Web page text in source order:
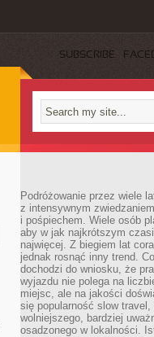
SUBSCRIBE
Podróżowanie przez wiele
z intensywnym
i pośpiechem. Wiele osób
aby w jak najkrótszym
najwięcej. Z biegiem lat
jednak rosnąć inny trend.
dochodzi do wniosku, że
wyjazdu nie polega na
miejsc, ale na jakości
się popularność slow
wolniejszego, bardziej
osadzonego w lokalności.